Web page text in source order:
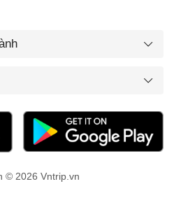
© 2026 Vntrip.vn